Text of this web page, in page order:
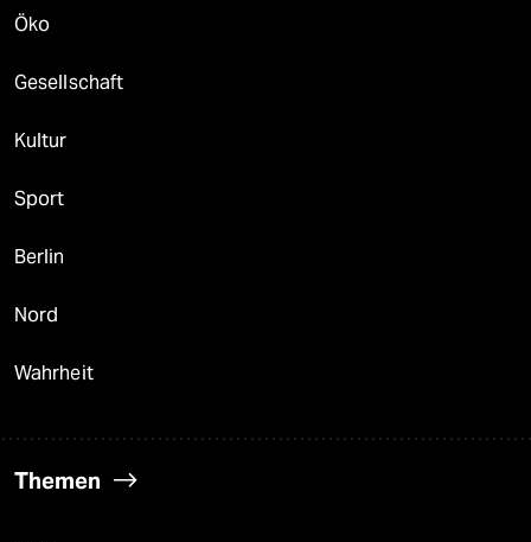
Öko
Gesellschaft
Kultur
Sport
Berlin
Nord
Wahrheit
Themen